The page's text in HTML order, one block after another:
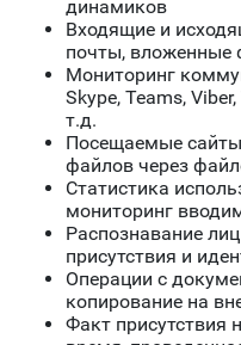
динамиков
Входящие и
почты, вложенные
Мониторинг
Skype, Teams,
т.д.
Посещаемые сайты
файлов через
Статистика
мониторинг
Распознавание
присутствия и
Операции с
копирование на
Факт присутствия